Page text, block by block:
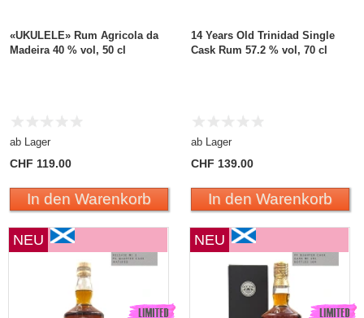
«UKULELE» Rum Agricola da
Madeira 40 % vol, 50 cl
ab Lager
CHF 119.00
In den Warenkorb
14 Years Old Trinidad Single
Cask Rum 57.2 % vol, 70 cl
ab Lager
CHF 139.00
In den Warenkorb
NEU NEU